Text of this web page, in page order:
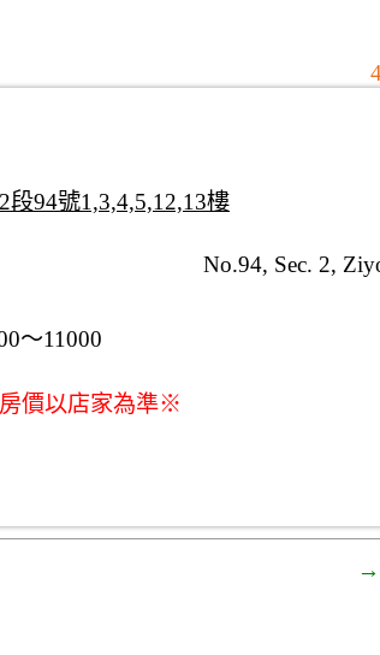
94號1,3,4,5,12,13樓
No.94, Sec. 2,
～11000
價以店家為準※
→